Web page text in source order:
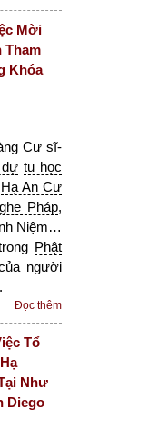
Mời
Tham
Khóa
Cư sĩ-
tu học
Hạ An Cư
Pháp,
Niệm…
Phật
người
.
Đọc thêm
Tổ
Như
Diego